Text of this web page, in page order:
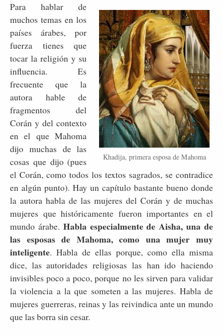
Khadija, primera esposa de Mahoma
Para hablar de
muchos temas en los
países árabes, por
fuerza tienes que
tocar la religión y su
influencia. Es
frecuente que la
autora hable de
fragmentos del
Corán y del contexto
en el que Mahoma
dijo muchas de las
cosas que dijo (pues
el Corán, como todos los textos sagrados, se contradice
en algún punto). Hay un capítulo bastante bueno donde
la autora habla de las mujeres del Corán y de muchas
mujeres que históricamente fueron importantes en el
mundo árabe. Habla especialmente de Aisha, una de
las esposas de Mahoma, como una mujer muy
inteligente. Habla de ellas porque, como ella misma
dice, las autoridades religiosas las han ido haciendo
invisibles poco a poco, porque no les sirven para validar
la violencia a la que someten a las mujeres. Habla de
mujeres guerreras, reinas y las reivindica ante un mundo
que las borra sin cesar.